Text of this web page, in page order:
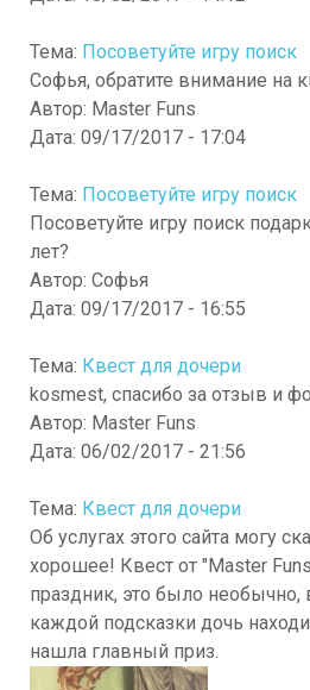
Тема: Посоветуйте игру поиск
Софья, обратите внимание на
Автор: Master Funs
Дата: 09/17/2017 - 17:04
Тема: Посоветуйте игру поиск
Посоветуйте игру поиск
лет?
Автор: Софья
Дата: 09/17/2017 - 16:55
Тема: Квест для дочери
kosmest, спасибо за отзыв и
Автор: Master Funs
Дата: 06/02/2017 - 21:56
Тема: Квест для дочери
Об услугах этого сайта могу
хорошее! Квест от "Master
праздник, это было необычно,
каждой подсказки дочь
нашла главный приз.